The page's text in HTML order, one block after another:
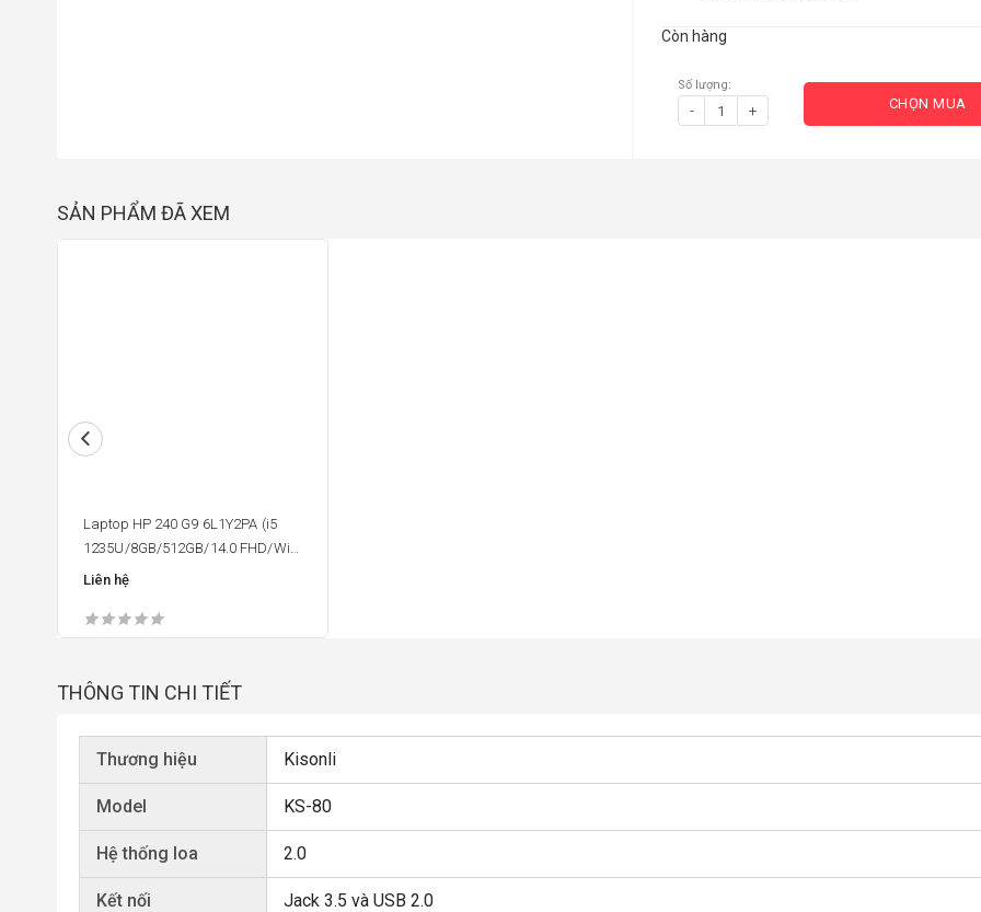
Còn hàng
Số lượng:
- + CHỌN MUA
SẢN PHẨM ĐÃ XEM
Laptop HP 240 G9 6L1Y2PA (i5
1235U/8GB/512GB/14.0 FHD/Win
11)
Liên hệ
THÔNG TIN CHI TIẾT
Thương hiệu Kisonli
Model KS-80
Hệ thống loa 2.0
Kết nối Jack 3.5 và USB 2.0